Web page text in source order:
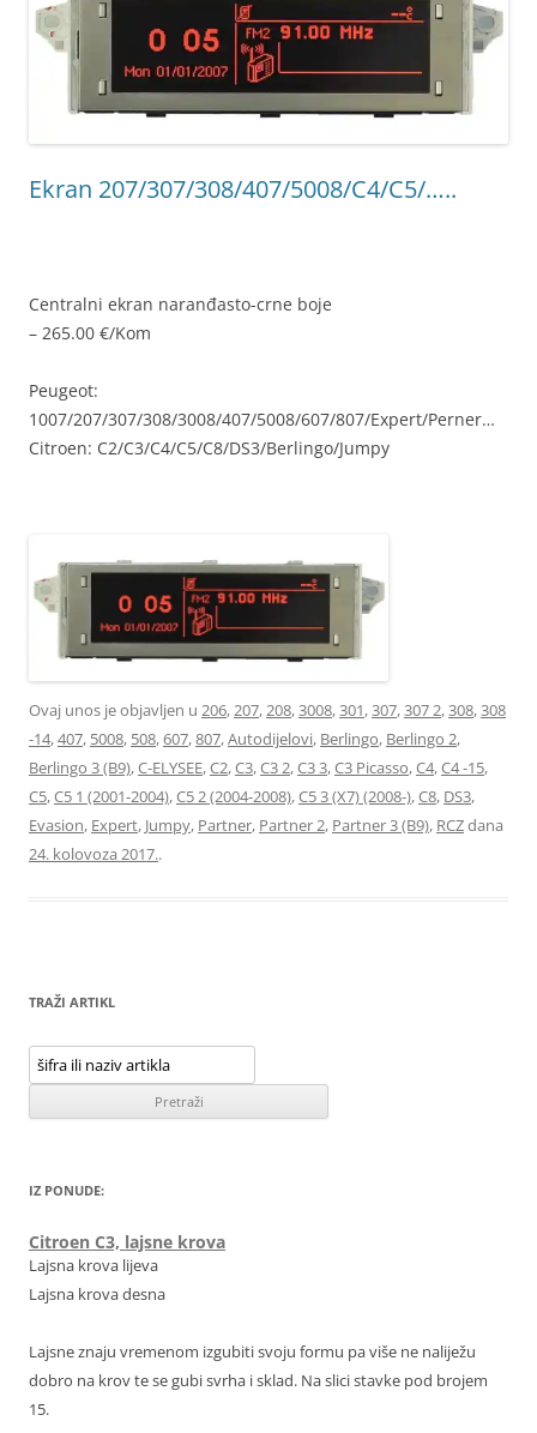
Ekran 207/307/308/407/5008/C4/C5/…..
Centralni ekran naranđasto-crne boje
– 265.00 €/Kom
Peugeot:
1007/207/307/308/3008/407/5008/607/807/Expert/Perner…
Citroen: C2/C3/C4/C5/C8/DS3/Berlingo/Jumpy
Ovaj unos je objavljen u 206,207,208,3008,301,307,307 2,308,308
-14,407, 5008, 508,607,807,Autodijelovi, Berlingo, Berlingo 2,
Berlingo 3 (B9),C-ELYSEE,C2,C3,C3 2,C3 3,C3 Picasso,C4,C4 -15,
C5,C5 1 (2001-2004),C5 2 (2004-2008),C5 3 (X7) (2008-),C8, DS3,
Evasion, Expert, Jumpy, Partner, Partner 2, Partner 3 (B9), RCZdana
24. kolovoza 2017..
TRAŽI ARTIKL
IZ PONUDE:
Citroen C3, lajsne krova
Lajsna krova lijeva
Lajsna krova desna
Lajsne znaju vremenom izgubiti svoju formu pa više ne naliježu
dobro na krov te se gubi svrha i sklad. Na slici stavke pod brojem
15.